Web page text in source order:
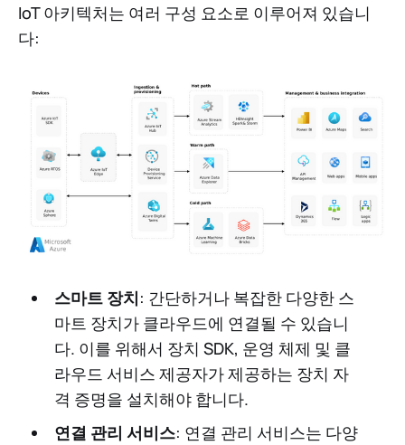
IoT 아키텍처는 여러 구성 요소로 이루어져 있습니
다:
스마트 장치: 간단하거나 복잡한 다양한 스
마트 장치가 클라우드에 연결될 수 있습니
다. 이를 위해서 장치 SDK, 운영 체제 및 클
라우드 서비스 제공자가 제공하는 장치 자
격 증명을 설치해야 합니다.
연결 관리 서비스: 연결 관리 서비스는 다양